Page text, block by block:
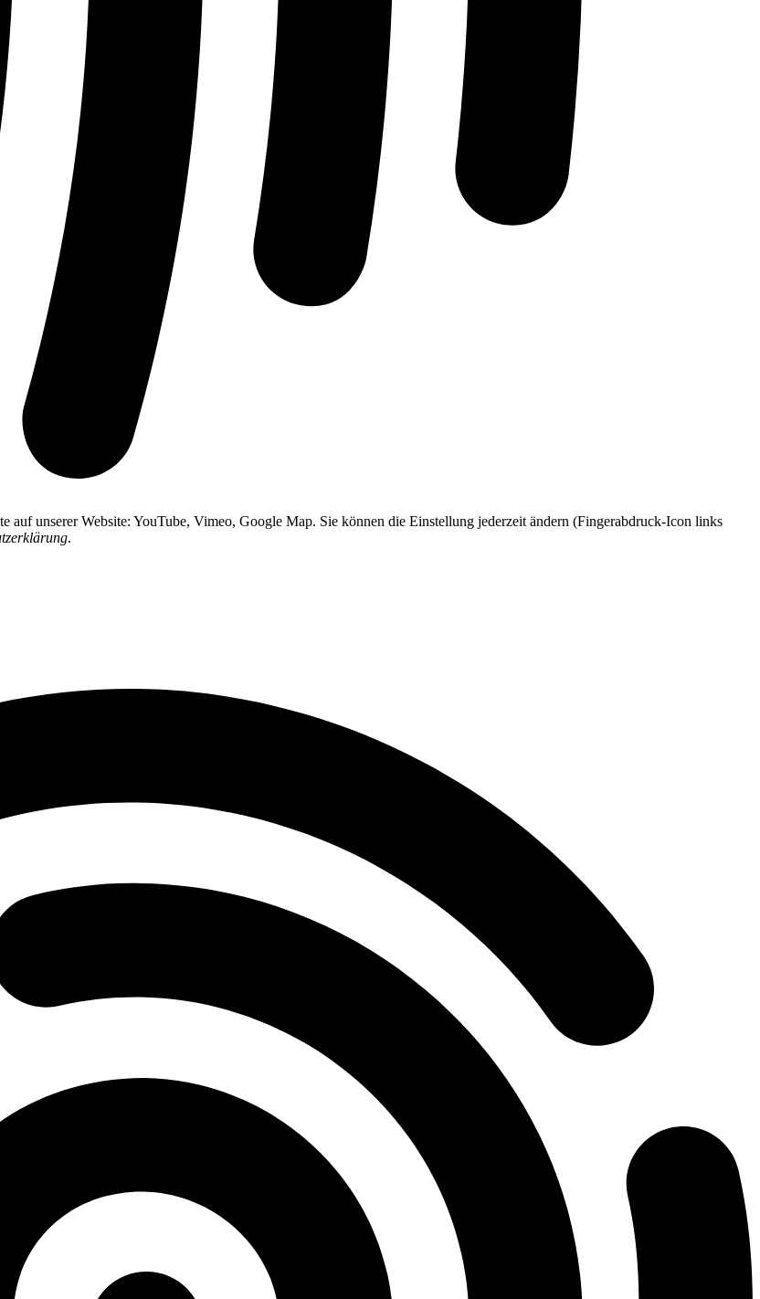
auf unserer Website: YouTube, Vimeo, Google Map. Sie können die Einstellung jederzeit ändern (Fingerabdruck-Icon links
.